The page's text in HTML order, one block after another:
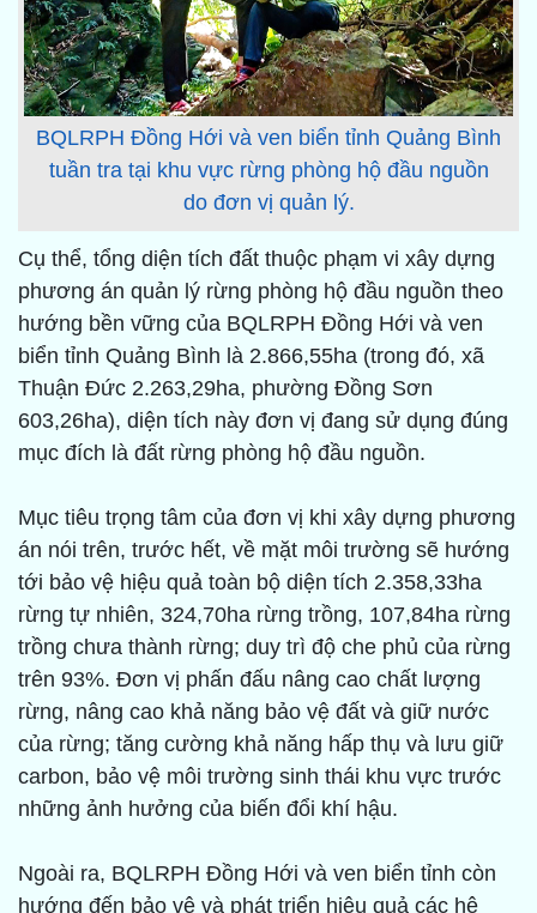
BQLRPH Đồng Hới và ven biển tỉnh Quảng Bình
tuần tra tại khu vực rừng phòng hộ đầu nguồn
do đơn vị quản lý.
Cụ thể, tổng diện tích đất thuộc phạm vi xây dựng
phương án quản lý rừng phòng hộ đầu nguồn theo
hướng bền vững của BQLRPH Đồng Hới và ven
biển tỉnh Quảng Bình là 2.866,55ha (trong đó, xã
Thuận Đức 2.263,29ha, phường Đồng Sơn
603,26ha), diện tích này đơn vị đang sử dụng đúng
mục đích là đất rừng phòng hộ đầu nguồn.
Mục tiêu trọng tâm của đơn vị khi xây dựng phương
án nói trên, trước hết, về mặt môi trường sẽ hướng
tới bảo vệ hiệu quả toàn bộ diện tích 2.358,33ha
rừng tự nhiên, 324,70ha rừng trồng, 107,84ha rừng
trồng chưa thành rừng; duy trì độ che phủ của rừng
trên 93%. Đơn vị phấn đấu nâng cao chất lượng
rừng, nâng cao khả năng bảo vệ đất và giữ nước
của rừng; tăng cường khả năng hấp thụ và lưu giữ
carbon, bảo vệ môi trường sinh thái khu vực trước
những ảnh hưởng của biến đổi khí hậu.
Ngoài ra, BQLRPH Đồng Hới và ven biển tỉnh còn
hướng đến bảo vệ và phát triển hiệu quả các hệ